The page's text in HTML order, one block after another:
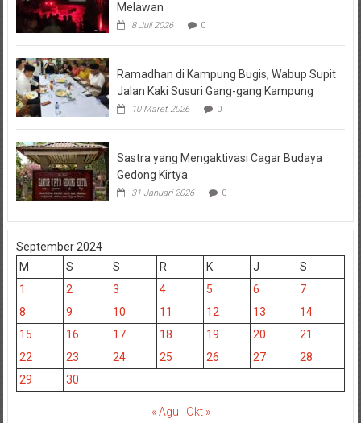
Melawan
8 Juli 2026 0
Ramadhan di Kampung Bugis, Wabup Supit
Jalan Kaki Susuri Gang-gang Kampung
10 Maret 2026 0
Sastra yang Mengaktivasi Cagar Budaya
Gedong Kirtya
31 Januari 2026 0
September 2024
M
S S R K J
S
1
2 3 4 5 6
7
8
9 10 11 12 13
14
15
16 17 18 19 20
21
22
23 24 25 26 27
28
29
30
« Agu Okt »